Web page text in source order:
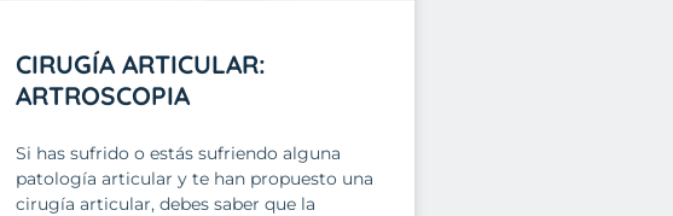
CIRUGÍA ARTICULAR:
ARTROSCOPIA
Si has sufrido o estás sufriendo alguna
patología articular y te han propuesto una
cirugía articular, debes saber que la